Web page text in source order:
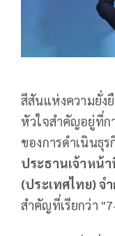
สีสันแห่งความยั่ง
หัวใจสำคัญอยู่ที่ก
ของการดำเนินธุร
ประธานเจ้าหน้
(ประเทศไทย) จ
สำคัญที่เรียกว่า